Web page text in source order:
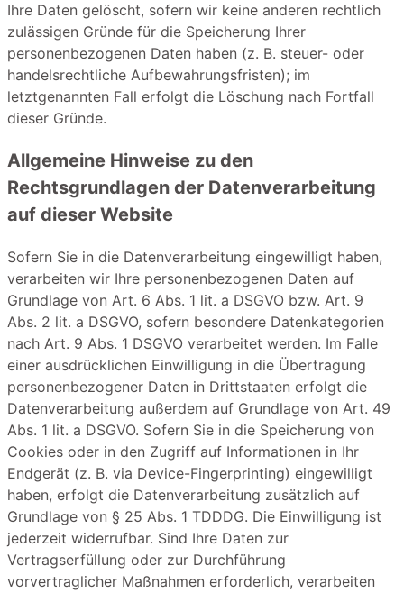
Ihre Daten gelöscht, sofern wir keine anderen rechtlich
zulässigen Gründe für die Speicherung Ihrer
personenbezogenen Daten haben (z. B. steuer- oder
handelsrechtliche Aufbewahrungsfristen); im
letztgenannten Fall erfolgt die Löschung nach Fortfall
dieser Gründe.
Allgemeine Hinweise zu den
Rechtsgrundlagen der Datenverarbeitung
auf dieser Website
Sofern Sie in die Datenverarbeitung eingewilligt haben,
verarbeiten wir Ihre personenbezogenen Daten auf
Grundlage von Art. 6 Abs. 1 lit. a DSGVO bzw. Art. 9
Abs. 2 lit. a DSGVO, sofern besondere Datenkategorien
nach Art. 9 Abs. 1 DSGVO verarbeitet werden. Im Falle
einer ausdrücklichen Einwilligung in die Übertragung
personenbezogener Daten in Drittstaaten erfolgt die
Datenverarbeitung außerdem auf Grundlage von Art. 49
Abs. 1 lit. a DSGVO. Sofern Sie in die Speicherung von
Cookies oder in den Zugriff auf Informationen in Ihr
Endgerät (z. B. via Device-Fingerprinting) eingewilligt
haben, erfolgt die Datenverarbeitung zusätzlich auf
Grundlage von § 25 Abs. 1 TDDDG. Die Einwilligung ist
jederzeit widerrufbar. Sind Ihre Daten zur
Vertragserfüllung oder zur Durchführung
vorvertraglicher Maßnahmen erforderlich, verarbeiten